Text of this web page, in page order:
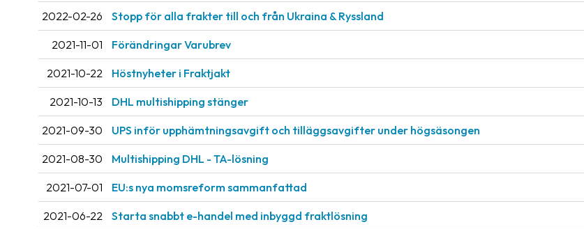
2022-02-26 Stopp för alla frakter till och från Ukraina & Ryssland
2021-11-01 Förändringar Varubrev
2021-10-22 Höstnyheter i Fraktjakt
2021-10-13 DHL multishipping stänger
2021-09-30 UPS inför upphämtningsavgift och tilläggsavgifter under högsäsongen
2021-08-30 Multishipping DHL - TA-lösning
2021-07-01 EU:s nya momsreform sammanfattad
2021-06-22 Starta snabbt e-handel med inbyggd fraktlösning